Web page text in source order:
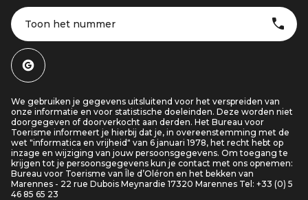
Toon het nummer
We gebruiken je gegevens uitsluitend voor het verspreiden van
onze informatie en voor statistische doeleinden. Deze worden niet
doorgegeven of doorverkocht aan derden. Het Bureau voor
Toerisme informeert je hierbij dat je, in overeenstemming met de
wet "informatica en vrijheid" van 6 januari 1978, het recht hebt op
inzage en wijziging van jouw persoonsgegevens. Om toegang te
krijgen tot je persoonsgegevens kun je contact met ons opnemen:
Bureau voor Toerisme van Île d’Oléron en het bekken van
Marennes - 22 rue Dubois Meynardie 17320 Marennes Tel: +33 (0) 5
46 85 65 23